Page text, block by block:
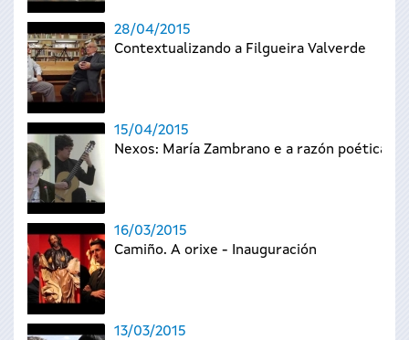
28/04/2015
Contextualizando a Filgueira Valverde
15/04/2015
Nexos: María Zambrano e a razón poética
16/03/2015
Camiño. A orixe - Inauguración
13/03/2015